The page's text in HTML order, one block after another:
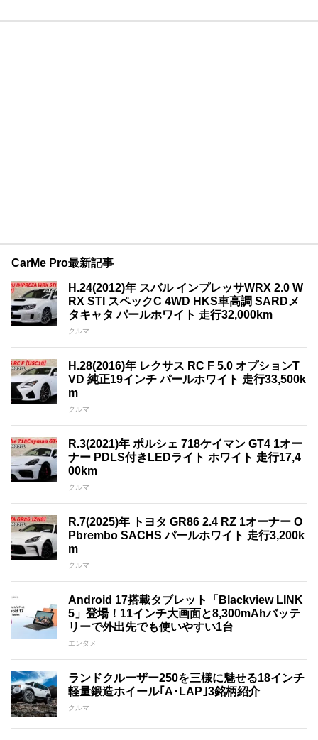
CarMe Pro最新記事
H.24(2012)年 スバル インプレッサWRX 2.0 W
RX STI スペックC 4WD HKS車高調 SARDメ
タキャタ パールホワイト 走行32,000km
クルマ
H.28(2016)年 レクサス RC F 5.0 オプションT
VD 純正19インチ パールホワイト 走行33,500k
m
クルマ
R.3(2021)年 ポルシェ 718ケイマン GT4 1オー
ナー PDLS付きLEDライト ホワイト 走行17,4
00km
クルマ
R.7(2025)年 トヨタ GR86 2.4 RZ 1オーナー O
Pbrembo SACHS パールホワイト 走行3,200k
m
クルマ
Android 17搭載タブレット「Blackview LINK
5」登場！11インチ大画面と8,300mAhバッテ
リーで外出先でも使いやすい1台
エンタメ
ランドクルーザー250を三様に魅せる18インチ
軽量鍛造ホイール｢A･LAP｣3銘柄紹介
クルマ